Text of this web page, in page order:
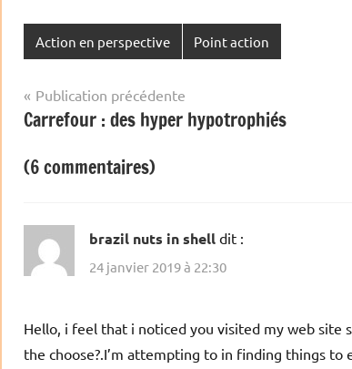
Action en perspective Point action
Navigation
de
l’article
Publication précédente
Carrefour : des hyper hypotrophiés
(6 commentaires)
brazil nuts in shell dit :
24 janvier 2019 à 22:30
Hello, i feel that i noticed you visited my web site
the choose?.I’m attempting to in finding things to